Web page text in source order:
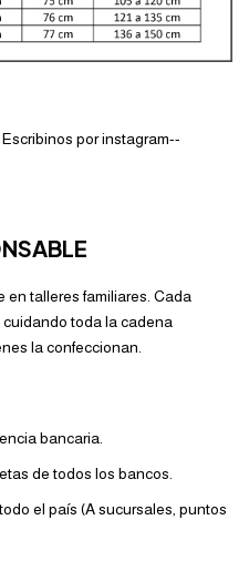
Escribinos por instagram--
talleres familiares. Cada
toda la cadena
la confeccionan.
bancaria.
de todos los bancos.
el país (A sucursales, puntos